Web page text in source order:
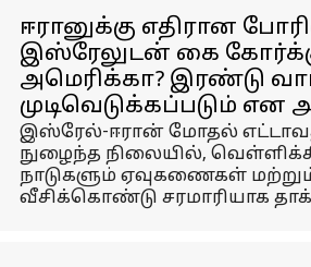
ஈரானுக்கு எதிரான
இஸ்ரேலுடன் கை
அமெரிக்கா? இரண்டு
முடிவெடுக்கப்படும் என
இஸ்ரேல்-ஈரான் மோதல்
நுழைந்த நிலையில்,
நாடுகளும் ஏவுகணைகள்
வீசிக்கொண்டு சரமாரியாக